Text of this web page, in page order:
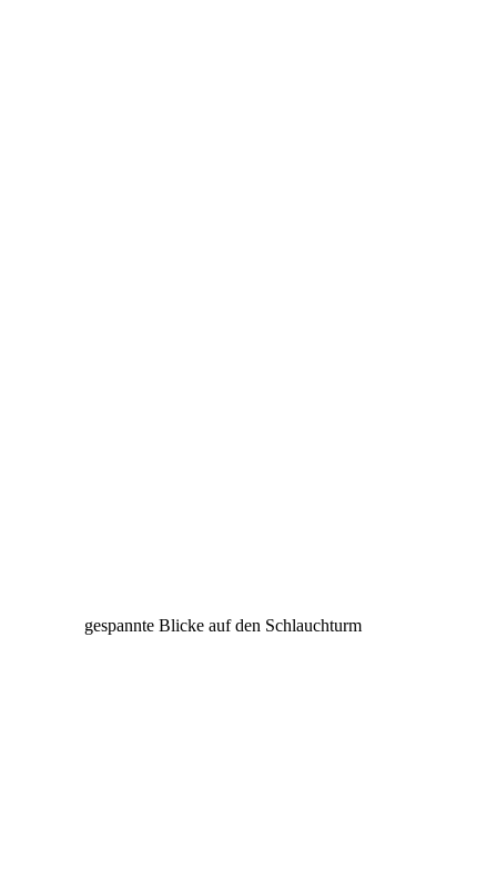
gespannte Blicke auf den Schlauchturm